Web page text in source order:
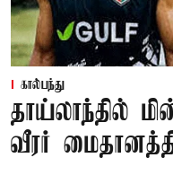
கால்பந்து
தாய்லாந்தில்
வீரர்